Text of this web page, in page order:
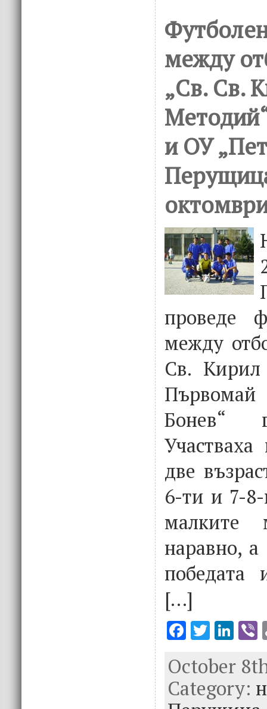
между
„Св. Св.
и ОУ
проведе
между
Св.
Бонев“
две
6-ти и 7-
малките
наравно,
победата
[…]
F
e
b
T
it
te
Li
k
e
October
Category: